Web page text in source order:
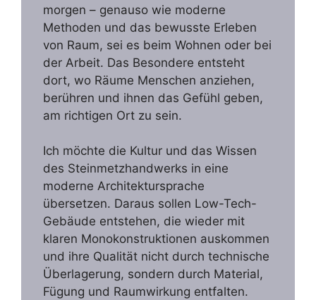
morgen – genauso wie moderne
Methoden und das bewusste Erleben
von Raum, sei es beim Wohnen oder bei
der Arbeit. Das Besondere entsteht
dort, wo Räume Menschen anziehen,
berühren und ihnen das Gefühl geben,
am richtigen Ort zu sein.
Ich möchte die Kultur und das Wissen
des Steinmetzhandwerks in eine
moderne Architektursprache
übersetzen. Daraus sollen Low-Tech-
Gebäude entstehen, die wieder mit
klaren Monokonstruktionen auskommen
und ihre Qualität nicht durch technische
Überlagerung, sondern durch Material,
Fügung und Raumwirkung entfalten.